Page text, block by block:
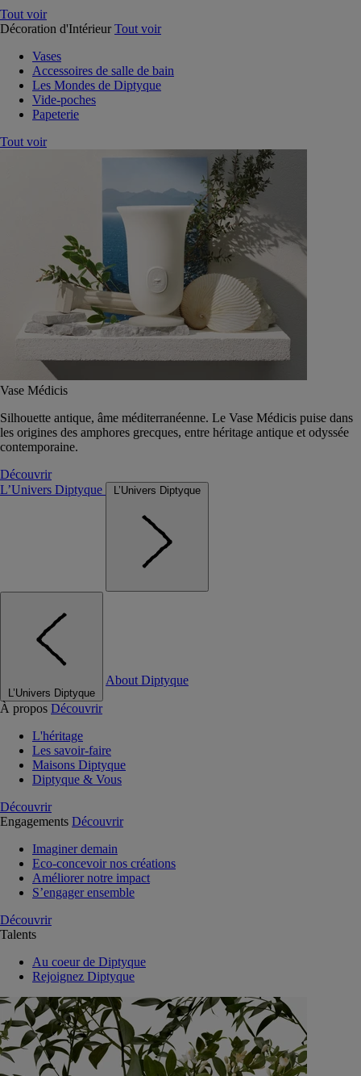
Tout voir
Décoration d'Intérieur Tout voir
Vases
Accessoires de salle de bain
Les Mondes de Diptyque
Vide-poches
Papeterie
Tout voir
Vase Médicis
Silhouette antique, âme méditerranéenne. Le Vase Médicis puise dans
les origines des amphores grecques, entre héritage antique et odyssée
contemporaine.
Découvrir
L’Univers Diptyque
L’Univers Diptyque
L’Univers Diptyque
About Diptyque
À propos Découvrir
L'héritage
Les savoir-faire
Maisons Diptyque
Diptyque & Vous
Découvrir
Engagements Découvrir
Imaginer demain
Eco-concevoir nos créations
Améliorer notre impact
S’engager ensemble
Découvrir
Talents
Au coeur de Diptyque
Rejoignez Diptyque